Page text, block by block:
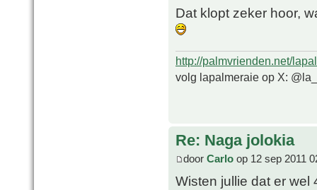
Dat klopt zeker hoor,
http://palmvrienden.net/
volg lapalmeraie op X:
Re: Naga jolokia
door Carlo op 12 sep 2011
Wisten jullie dat er